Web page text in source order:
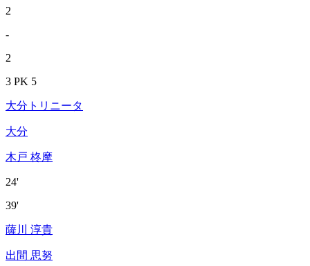
2
-
2
3 PK 5
大分トリニータ
大分
木戸 柊摩
24'
39'
薩川 淳貴
出間 思努